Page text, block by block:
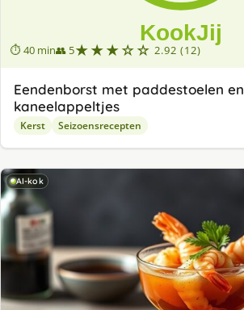
⏱ 40 min👥 5★★★☆☆ 2.92 (12)
Eendenborst met paddestoelen en
kaneelappeltjes
Kerst Seizoensrecepten
AI-kok